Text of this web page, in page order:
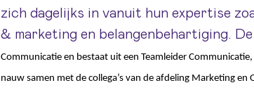
zich dagelijks in vanuit hun expertise
& marketing en belangenbehartiging.
Communicatie en bestaat uit een Teamleider
nauw samen met de collega’s van de afdeling Marketing en